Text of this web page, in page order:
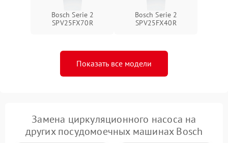
Bosch Serie 2
SPV25FX70R
Bosch Serie 2
SPV25FX40R
Показать все модели
Замена циркуляционного насоса на
других посудомоечных машинах Bosch